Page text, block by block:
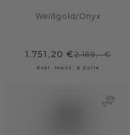
Weißgold/Onyx
1.751,20 €2.189,- €
Exkl. MwSt. & Zölle